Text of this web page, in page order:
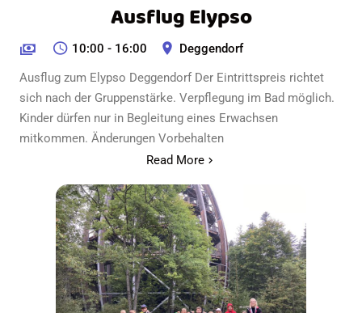
Ausflug Elypso
10:00 - 16:00
Deggendorf
Ausflug zum Elypso Deggendorf Der Eintrittspreis richtet
sich nach der Gruppenstärke. Verpflegung im Bad möglich.
Kinder dürfen nur in Begleitung eines Erwachsen
mitkommen. Änderungen Vorbehalten
Read More